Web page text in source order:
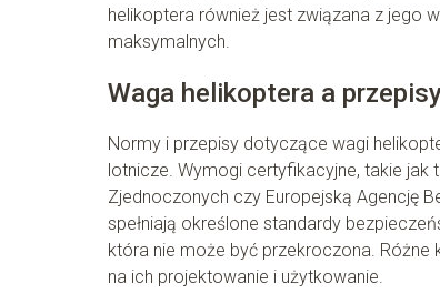
helikoptera również jest związana z jego
maksymalnych.
Waga helikoptera a
Normy i przepisy dotyczące wagi
lotnicze. Wymogi certyfikacyjne, takie jak
Zjednoczonych czy Europejską Agencję
spełniają określone standardy
która nie może być przekroczona.
na ich projektowanie i użytkowanie.